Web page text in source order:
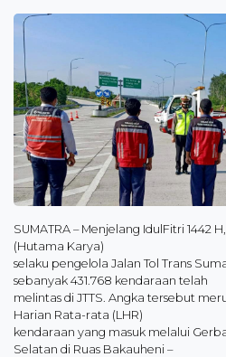
SUMATRA – Menjelang IdulFitri 1442
(Hutama Karya)
selaku pengelola Jalan Tol Trans
sebanyak 431.768 kendaraan telah
melintas di JTTS. Angka tersebut
Harian Rata-rata (LHR)
kendaraan yang masuk melalui
Selatan di Ruas Bakauheni –